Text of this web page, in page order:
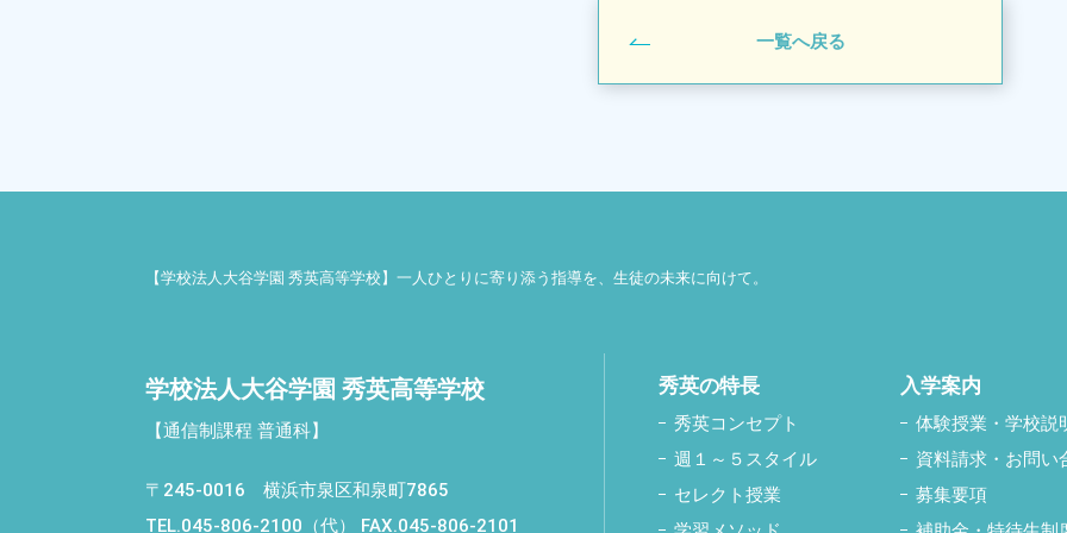
一覧へ戻る
【学校法人大谷学園 秀英高等学校】一人ひとりに寄り添う指導を、生徒の未来に向けて。
学校法人大谷学園 秀英高等学校
【通信制課程 普通科】
〒245-0016 横浜市泉区和泉町7865
TEL.045-806-2100（代） FAX.045-806-2101
秀英の特長
秀英コンセプト
週１～５スタイル
セレクト授業
入学案内
体験授業・学校説
資料請求・お問い
募集要項